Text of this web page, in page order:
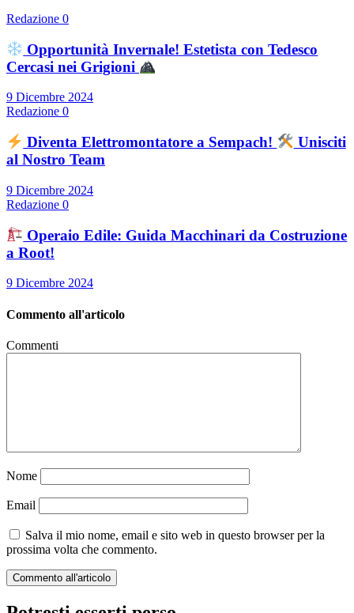
Redazione 0
Opportunità Invernale! Estetista con Tedesco
Cercasi nei Grigioni
9 Dicembre 2024
Redazione 0
Diventa Elettromontatore a Sempach!
Unisciti
al Nostro Team
9 Dicembre 2024
Redazione 0
Operaio Edile: Guida Macchinari da Costruzione
a Root!
9 Dicembre 2024
Commento all'articolo
Commenti
Nome
Email
Salva il mio nome, email e sito web in questo browser per la
prossima volta che commento.